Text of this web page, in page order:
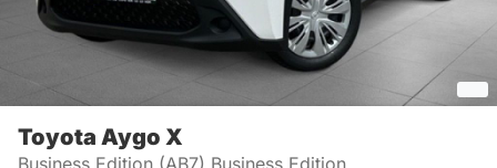
Toyota Aygo X
Business Edition (AB7) Business Edition